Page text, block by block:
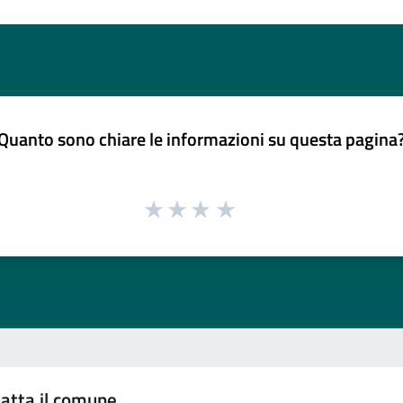
sono chiare le informazioni su questa